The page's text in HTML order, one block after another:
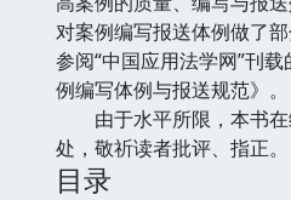
对案例编写报送体例做了
参阅“中国应用法学网”刊
例编写体例与报送规范》。
由于水平所限，本书在
处，敬祈读者批评、指正。
目录